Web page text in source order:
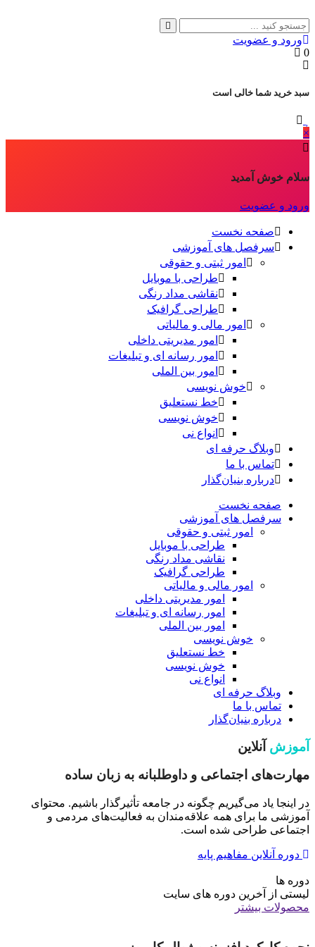
ورود و عضویت
0
سبد خرید شما خالی است
×
سلام خوش آمدید
ورود و عضویت
صفحه نخست
سرفصل های آموزشی
امور ثبتی و حقوقی
طراحی با موبایل
نقاشی مداد رنگی
طراحی گرافیک
امور مالی و مالیاتی
امور مدیریتی داخلی
امور رسانه ای و تبلیغات
امور بین الملی
خوش نویسی
خط نستعلیق
خوش نویسی
انواع نی
وبلاگ حرفه ای
تماس با ما
درباره بنیان‌گذار
صفحه نخست
سرفصل های آموزشی
امور ثبتی و حقوقی
طراحی با موبایل
نقاشی مداد رنگی
طراحی گرافیک
امور مالی و مالیاتی
امور مدیریتی داخلی
امور رسانه ای و تبلیغات
امور بین الملی
خوش نویسی
خط نستعلیق
خوش نویسی
انواع نی
وبلاگ حرفه ای
تماس با ما
درباره بنیان‌گذار
آموزش آنلاین
مهارت‌های اجتماعی و داوطلبانه به زبان ساده
در اینجا یاد می‌گیریم چگونه در جامعه تأثیرگذار باشیم. محتوای
آموزشی ما برای همه علاقه‌مندان به فعالیت‌های مردمی و
اجتماعی طراحی شده است.
دوره آنلاین مفاهیم پایه
دوره ها
لیستی از آخرین دوره های سایت
محصولات بیشتر